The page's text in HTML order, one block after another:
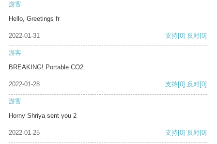
游客
Hello, Greetings fr
2022-01-31 支持[0] 反对[0]
游客
BREAKING! Portable CO2
2022-01-28 支持[0] 反对[0]
游客
Horny Shriya sent you 2
2022-01-25 支持[0] 反对[0]